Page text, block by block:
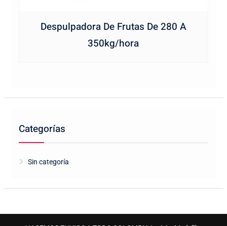
Despulpadora De Frutas De 280 A
350kg/hora
Categorías
Sin categoría